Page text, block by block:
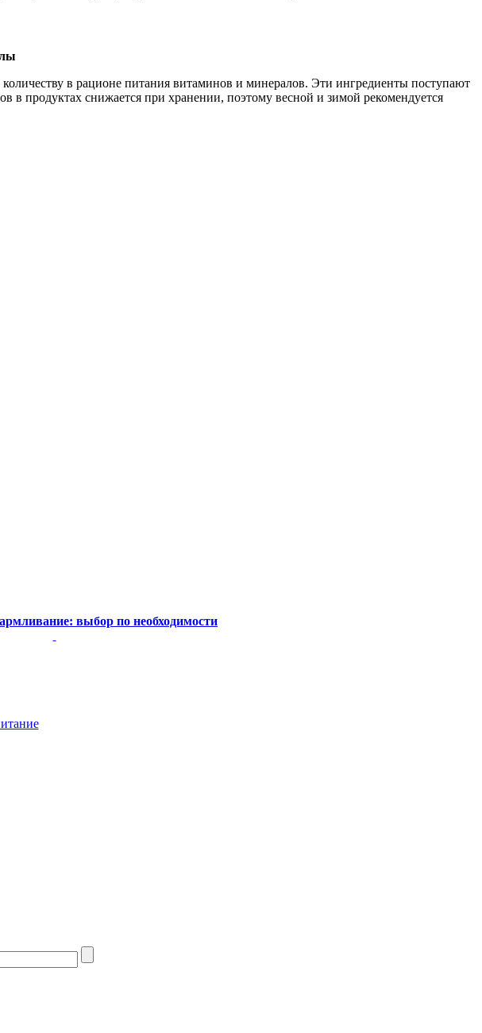
в рационе питания витаминов и минералов. Эти ингредиенты поступают
продуктах снижается при хранении, поэтому весной и зимой рекомендуется
выбор по необходимости